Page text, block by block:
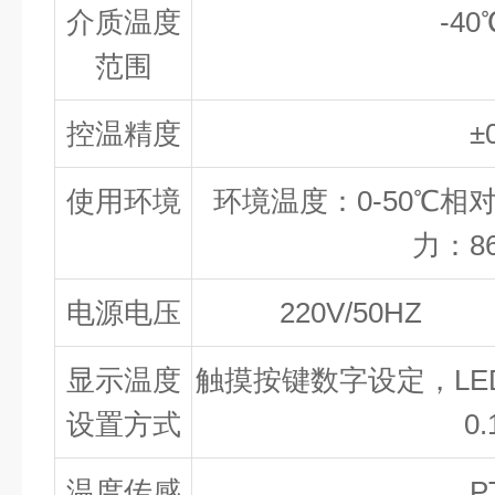
介质温度
范围
-
控温精度
使用环境
环境温度：0-50℃相
力：
电源电压 220V/50HZ
显示温度
设置方式
触摸按键数字设定，